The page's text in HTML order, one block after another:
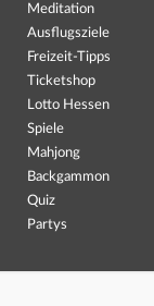
Meditation
Ausflugsziele
Freizeit-Tipps
Ticketshop
Lotto Hessen
Spiele
Mahjong
Backgammon
Quiz
Partys